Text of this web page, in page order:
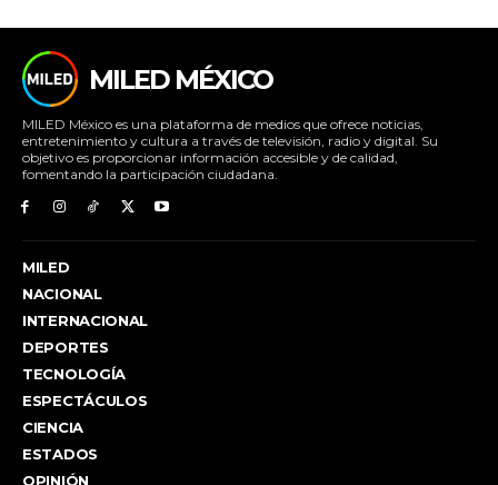
MILED MÉXICO
MILED México es una plataforma de medios que ofrece noticias,
entretenimiento y cultura a través de televisión, radio y digital. Su
objetivo es proporcionar información accesible y de calidad,
fomentando la participación ciudadana.
MILED
NACIONAL
INTERNACIONAL
DEPORTES
TECNOLOGÍA
ESPECTÁCULOS
CIENCIA
ESTADOS
OPINIÓN